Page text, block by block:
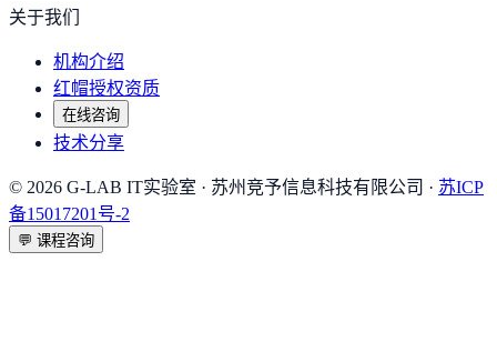
关于我们
机构介绍
红帽授权资质
在线咨询
技术分享
© 2026 G-LAB IT实验室 · 苏州竞予信息科技有限公司 · 苏ICP
备15017201号-2
💬 课程咨询